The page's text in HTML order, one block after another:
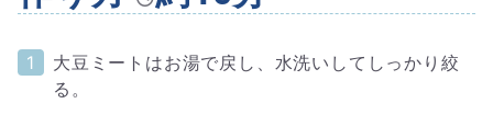
大豆ミートはお湯で戻し、水洗いしてしっかり絞
る。